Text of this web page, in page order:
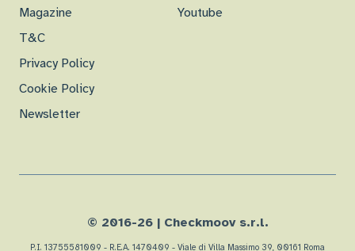
Magazine
T&C
Privacy Policy
Cookie Policy
Newsletter
Youtube
© 2016-26| Checkmoov s.r.l.
P.I. 13755581009 - R.E.A. 1470409 - Viale di Villa Massimo 39, 00161 Roma